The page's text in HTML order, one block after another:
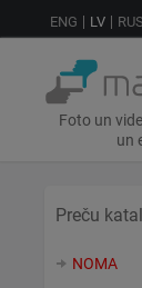
ENG LV RUS
Foto un
un
Preču
NOMA